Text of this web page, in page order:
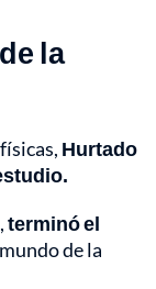
la
Hurtado
terminó el
de la